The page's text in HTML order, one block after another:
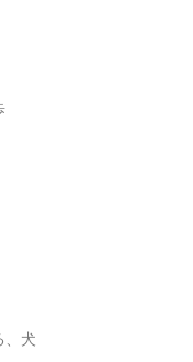
、犬